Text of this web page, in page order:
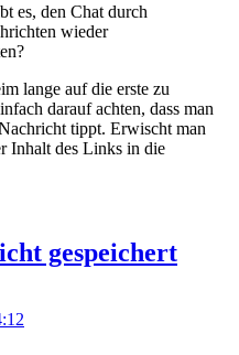
es, den Chat durch
wieder
lange auf die erste zu
darauf achten, dass man
tippt. Erwischt man
Inhalt des Links in die
gespeichert